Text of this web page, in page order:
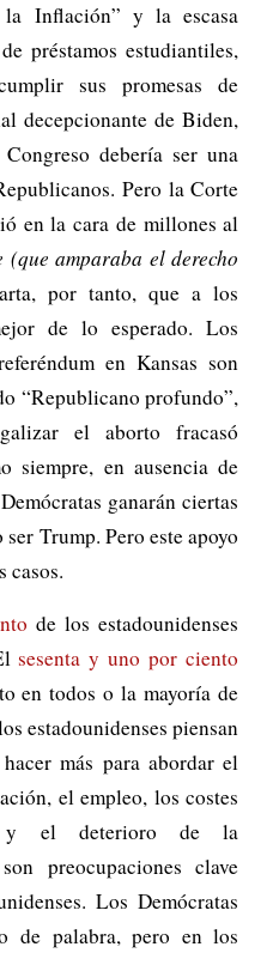
Inflación” y la escasa
préstamos estudiantiles,
sus promesas de
decepcionante de Biden,
debería ser una
Pero la Corte
en la cara de millones al
(que amparaba el derecho
por tanto, que a los
de lo esperado. Los
en Kansas son
“Republicano profundo”,
el aborto fracasó
siempre, en ausencia de
ganarán ciertas
Trump. Pero este apoyo
casos.
de los estadounidenses
sesenta y uno por ciento
en todos o la mayoría de
estadounidenses piensan
más para abordar el
el empleo, los costes
y el deterioro de la
preocupaciones clave
Los Demócratas
de palabra, pero en los